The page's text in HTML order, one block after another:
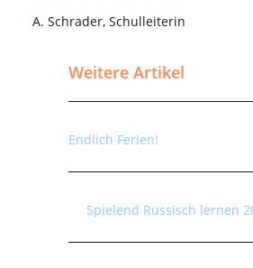
A. Schrader, Schulleiterin
Weitere Artikel
Endlich Ferien!
Spielend Russisch lernen